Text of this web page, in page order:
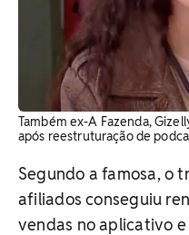
Também ex-A Fazenda,
após reestruturação de
Segundo a famosa, o
afiliados conseguiu
vendas no aplicativo